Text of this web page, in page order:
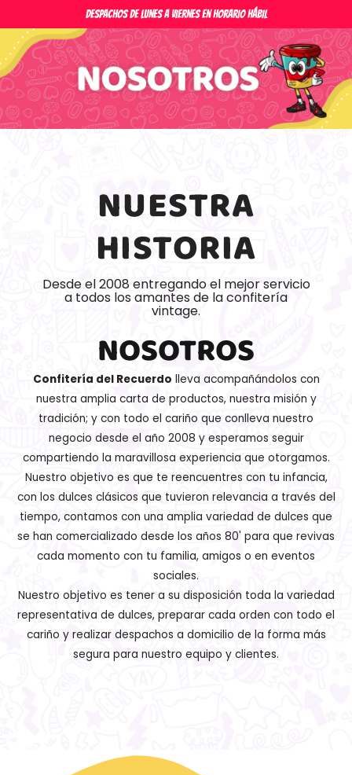
al
contenido
DESPACHOS DE LUNES A VIERNES EN HORARIO HÁBIL
NUESTRA
HISTORIA
Desde el 2008 entregando el mejor servicio
a todos los amantes de la confitería
vintage.
NOSOTROS
Confitería del Recuerdo lleva acompañándolos con
nuestra amplia carta de productos, nuestra misión y
tradición; y con todo el cariño que conlleva nuestro
negocio desde el año 2008 y esperamos seguir
compartiendo la maravillosa experiencia que otorgamos.
Nuestro objetivo es que te reencuentres con tu infancia,
con los dulces clásicos que tuvieron relevancia a través del
tiempo, contamos con una amplia variedad de dulces que
se han comercializado desde los años 80' para que revivas
cada momento con tu familia, amigos o en eventos
sociales.
Nuestro objetivo es tener a su disposición toda la variedad
representativa de dulces, preparar cada orden con todo el
cariño y realizar despachos a domicilio de la forma más
segura para nuestro equipo y clientes.